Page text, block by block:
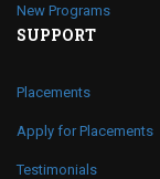
New Programs
SUPPORT
Placements
Apply for Placements
Testimonials